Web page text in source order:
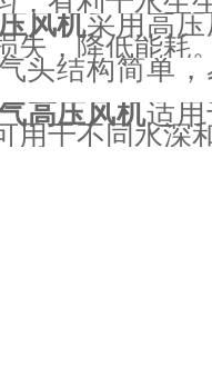
风机采用高
失，降低能耗
头结构简单
高压风机适
用于不同水深